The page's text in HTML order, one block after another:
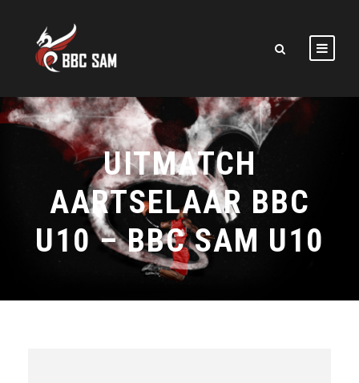
UITMATCH
AARTSELAAR BBC
U10 – BBC SAM U10